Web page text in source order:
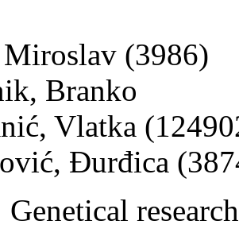
(3986)
Branko
Vlatka
Đurđica
Genetical research